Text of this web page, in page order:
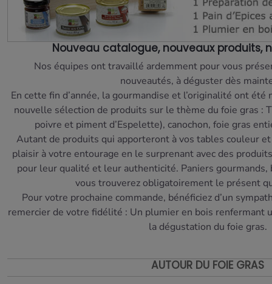
Nouveau catalogue, nouveaux produits,
Nos équipes ont travaillé ardemment pour vous
nouveautés, à déguster dès
En cette fin d’année, la gourmandise et l’originalité ont été
nouvelle sélection de produits sur le thème du foie gras :
poivre et piment d’Espelette), canochon, foie gras
Autant de produits qui apporteront à vos tables couleur
plaisir à votre entourage en le surprenant avec des
pour leur qualité et leur authenticité. Paniers
vous trouverez obligatoirement le présent
Pour votre prochaine commande, bénéficiez d’un
remercier de votre fidélité : Un plumier en bois renfermant
la dégustation du foie gras.
AUTOUR DU FOIE GRAS